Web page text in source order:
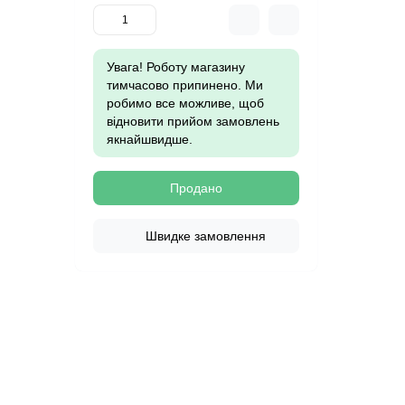
Увага! Роботу магазину
тимчасово припинено. Ми
робимо все можливе, щоб
відновити прийом замовлень
якнайшвидше.
Продано
Швидке замовлення